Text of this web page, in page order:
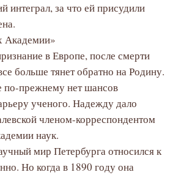
интеграл, за что ей присудили
Академии»
в Европе, после смерти
больше тянет обратно на Родину.
по-прежнему нет шансов
ученого. Надежду дало
членом-корреспондентом
наук.
мир Петербурга относился к
Но когда в 1890 году она